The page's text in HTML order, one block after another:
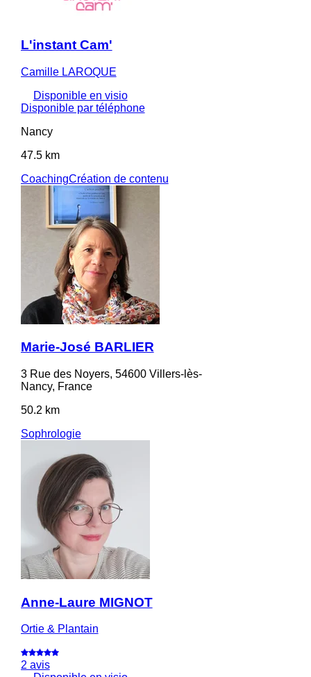
L'instant Cam'
Camille LAROQUE
Disponible en visio
Disponible par téléphone
Nancy
47.5 km
CoachingCréation de contenu
Marie-José BARLIER
3 Rue des Noyers, 54600 Villers-lès-
Nancy, France
50.2 km
Sophrologie
Anne-Laure MIGNOT
Ortie & Plantain
2 avis